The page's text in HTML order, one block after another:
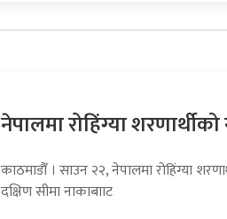
नेपालमा रोहिंग्या
काठमाडौँ । साउन २२, नेपालमा रोहिंग्या
दक्षिण सीमा नाकाबााट